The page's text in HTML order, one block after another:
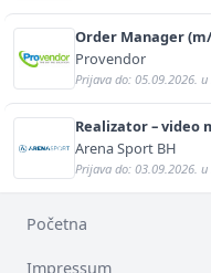
Order Manager
Provendor
Prijava do: 05.09.2026. u
Realizator – video
Arena Sport BH
Prijava do: 03.09.2026. u
Početna
Impressum